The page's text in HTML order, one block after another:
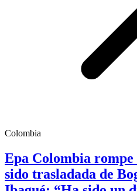
Colombia
Epa Colombia
sido trasladada de